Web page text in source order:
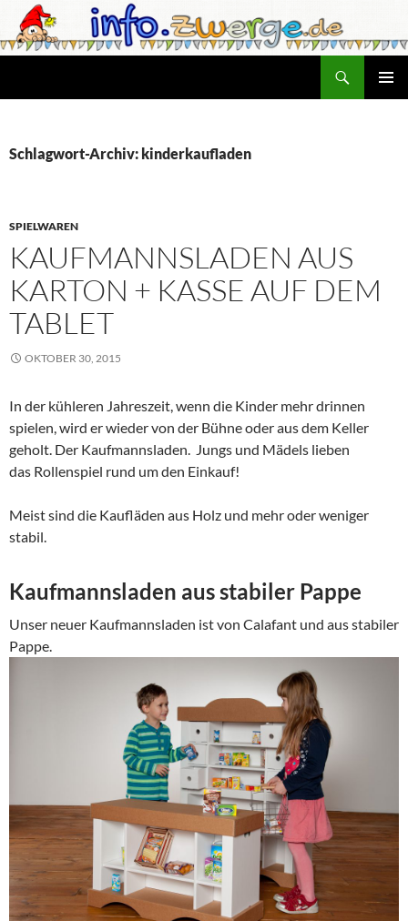
Zum
Inhalt
springen
Schlagwort-Archiv: kinderkaufladen
SPIELWAREN
KAUFMANNSLADEN AUS
KARTON + KASSE AUF DEM
TABLET
OKTOBER 30, 2015
In der kühleren Jahreszeit, wenn die Kinder mehr drinnen
spielen, wird er wieder von der Bühne oder aus dem Keller
geholt. Der Kaufmannsladen. Jungs und Mädels lieben
das Rollenspiel rund um den Einkauf!
Meist sind die Kaufläden aus Holz und mehr oder weniger
stabil.
Kaufmannsladen aus stabiler Pappe
Unser neuer Kaufmannsladen ist von Calafant und aus stabiler
Pappe.